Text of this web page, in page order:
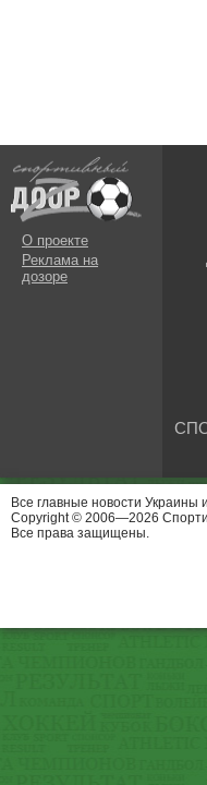
О проекте
Реклама на
дозоре
Все главные новости Украины
Copyright © 2006—2026
Все права защищены.